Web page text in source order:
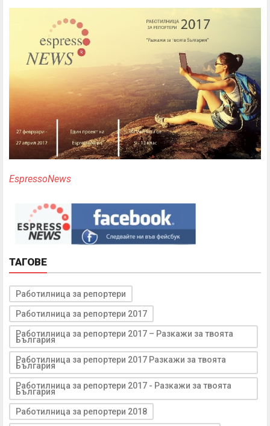
ЕspressoNews
ТАГОВЕ
Работилница за репортери
Работилница за репортери 2017
Работилница за репортери 2017 – Разкажи за твоята
България
Работилница за репортери 2017 Разкажи за твоята
България
Работилница за репортери 2017 - Разкажи за твоята
България
Работилница за репортери 2018